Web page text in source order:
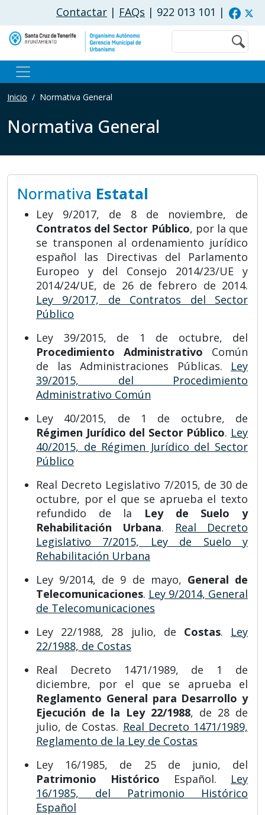
Pasar al contenido principal
Contactar | FAQs | 922 013 101 |
Buscar
Inicio Normativa General
Normativa General
Normativa Estatal
Ley 9/2017, de 8 de noviembre, de
Contratos del Sector Público, por la que
se transponen al ordenamiento jurídico
español las Directivas del Parlamento
Europeo y del Consejo 2014/23/UE y
2014/24/UE, de 26 de febrero de 2014.
Ley 9/2017, de Contratos del Sector
Público
Ley 39/2015, de 1 de octubre, del
Procedimiento Administrativo Común
de las Administraciones Públicas. Ley
39/2015, del Procedimiento
Administrativo Común
Ley 40/2015, de 1 de octubre, de
Régimen Jurídico del Sector Público. Ley
40/2015, de Régimen Jurídico del Sector
Público
Real Decreto Legislativo 7/2015, de 30 de
octubre, por el que se aprueba el texto
refundido de la Ley de Suelo y
Rehabilitación Urbana. Real Decreto
Legislativo 7/2015, Ley de Suelo y
Rehabilitación Urbana
Ley 9/2014, de 9 de mayo, General de
Telecomunicaciones. Ley 9/2014, General
de Telecomunicaciones
Ley 22/1988, 28 julio, de Costas. Ley
22/1988, de Costas
Real Decreto 1471/1989, de 1 de
diciembre, por el que se aprueba el
Reglamento General para Desarrollo y
Ejecución de la Ley 22/1988, de 28 de
julio, de Costas. Real Decreto 1471/1989,
Reglamento de la Ley de Costas
Ley 16/1985, de 25 de junio, del
Patrimonio Histórico Español. Ley
16/1985, del Patrimonio Histórico
Español